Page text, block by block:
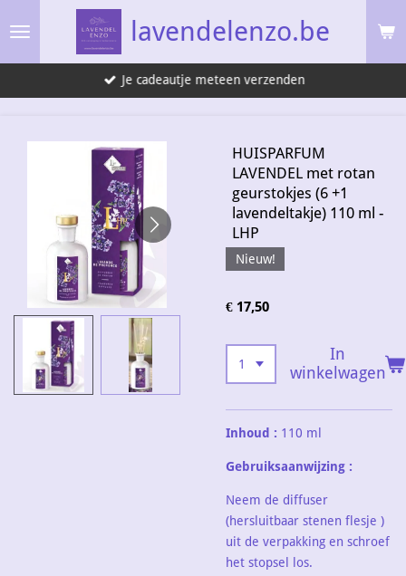
direct
hoofdinhoud
lavendelenzo.be
Je cadeautje meteen verzenden
HUISPARFUM
LAVENDEL met rotan
geurstokjes (6 +1
lavendeltakje) 110 ml -
LHP
Nieuw!
€ 17,50
In
winkelwagen
Inhoud : 110 ml
Gebruiksaanwijzing :
Neem de diffuser
(hersluitbaar stenen flesje )
uit de verpakking en schroef
het stopsel los.